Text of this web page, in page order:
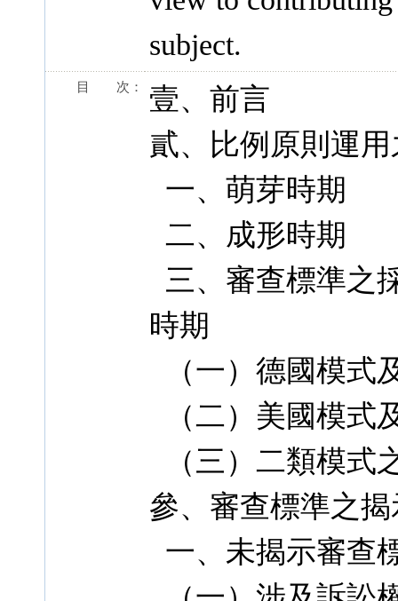
subject.
目 次：
壹、前言
貳、比例原則運
一、萌芽時期
二、成形時期
三、審查標準之
時期
（一）德國模式
（二）美國模式
（三）二類模式
參、審查標準之揭
一、未揭示審查